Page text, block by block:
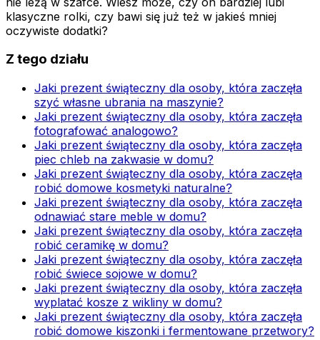
klasyczne rolki, czy bawi się już też w jakieś mniej
oczywiste dodatki?
Z tego działu
Jaki prezent świąteczny dla osoby, która zaczęła
szyć własne ubrania na maszynie?
Jaki prezent świąteczny dla osoby, która zaczęła
fotografować analogowo?
Jaki prezent świąteczny dla osoby, która zaczęła
piec chleb na zakwasie w domu?
Jaki prezent świąteczny dla osoby, która zaczęła
robić domowe kosmetyki naturalne?
Jaki prezent świąteczny dla osoby, która zaczęła
odnawiać stare meble w domu?
Jaki prezent świąteczny dla osoby, która zaczęła
robić ceramikę w domu?
Jaki prezent świąteczny dla osoby, która zaczęła
robić świece sojowe w domu?
Jaki prezent świąteczny dla osoby, która zaczęła
wyplatać kosze z wikliny w domu?
Jaki prezent świąteczny dla osoby, która zaczęła
robić domowe kiszonki i fermentowane przetwory?